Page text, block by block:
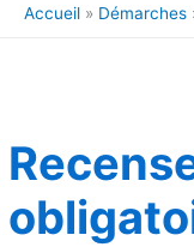
Accueil Démarches